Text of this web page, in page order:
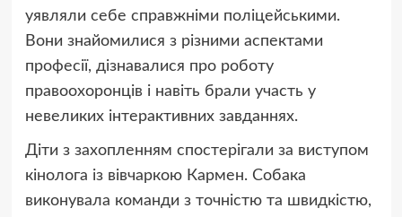
уявляли себе справжніми поліцейськими.
Вони знайомилися з різними аспектами
професії, дізнавалися про роботу
правоохоронців і навіть брали участь у
невеликих інтерактивних завданнях.
Діти з захопленням спостерігали за виступом
кінолога із вівчаркою Кармен. Собака
виконувала команди з точністю та швидкістю,